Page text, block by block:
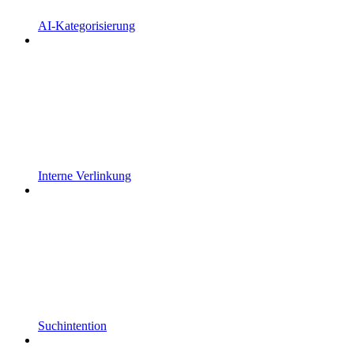
AI-Kategorisierung
Interne Verlinkung
Suchintention